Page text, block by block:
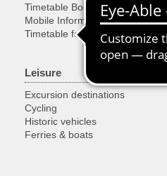
Timetable Book
Mobile Information
Timetable for developers
Leisure
Excursion destinations
Cycling
Historic vehicles
Ferries & boats